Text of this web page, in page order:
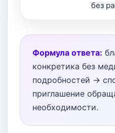
без
Формула ответа:
конкретика без
подробностей →
приглашение
необходимости.